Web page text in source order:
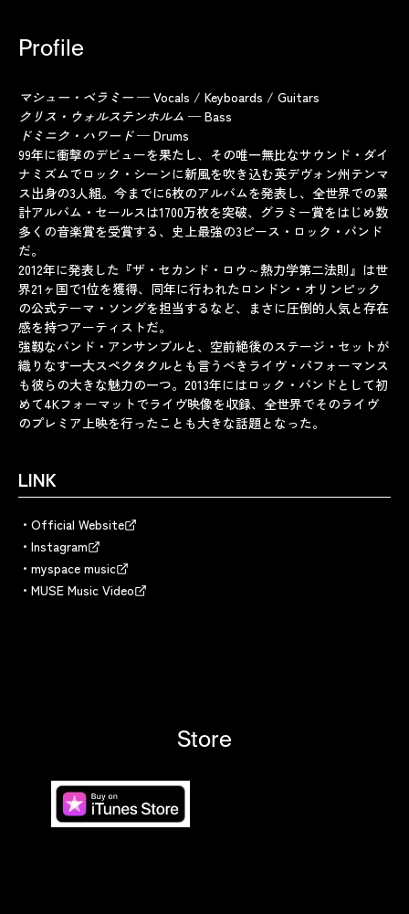
Profile
マシュー・ベラミー ─ Vocals / Keyboards / Guitars
クリス・ウォルステンホルム ─ Bass
ドミニク・ハワード─ Drums
99年に衝撃のデビューを果たし、その唯一無比なサウンド・ダイ
ナミズムでロック・シーンに新風を吹き込む英デヴォン州テンマ
ス出身の3人組。今までに6枚のアルバムを発表し、全世界での累
計アルバム・セールスは1700万枚を突破、グラミー賞をはじめ数
多くの音楽賞を受賞する、史上最強の3ピース・ロック・バンド
だ。
2012年に発表した『ザ・セカンド・ロウ～熱力学第二法則』は世
界21ヶ国で1位を獲得、同年に行われたロンドン・オリンピック
の公式テーマ・ソングを担当するなど、まさに圧倒的人気と存在
感を持つアーティストだ。
強靱なバンド・アンサンブルと、空前絶後のステージ・セットが
織りなす一大スペクタクルとも言うべきライヴ・パフォーマンス
も彼らの大きな魅力の一つ。2013年にはロック・バンドとして初
めて4Kフォーマットでライヴ映像を収録、全世界でそのライヴ
のプレミア上映を行ったことも大きな話題となった。
LINK
Official Website
Instagram
myspace music
MUSE Music Video
Store